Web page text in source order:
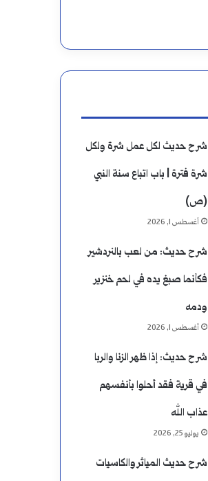
شرح حديث لكل عمل شرة ولكل
شرة فترة | باب اتباع سنة النبي
(ص)
أغسطس 1, 2026
شرح حديث: من لعب بالنردشير
فكأنما صبغ يده في لحم خنزير
ودمه
أغسطس 1, 2026
شرح حديث: إذا ظهر الزنا والربا
في قرية فقد أحلوا بأنفسهم
عذاب الله
يوليو 25, 2026
شرح حديث المياثر والكاسيات